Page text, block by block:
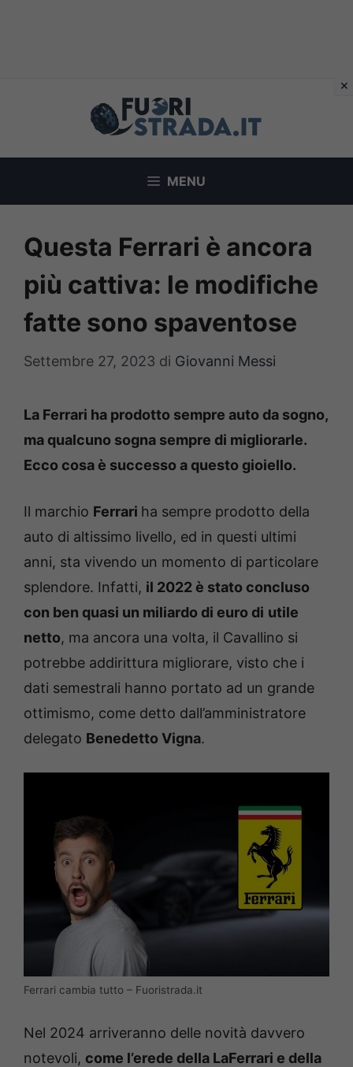
MENU
Questa Ferrari è ancora
più cattiva: le modifiche
fatte sono spaventose
Settembre 27, 2023 di Giovanni Messi
La Ferrari ha prodotto sempre auto da sogno,
ma qualcuno sogna sempre di migliorarle.
Ecco cosa è successo a questo gioiello.
Il marchio Ferrari ha sempre prodotto della
auto di altissimo livello, ed in questi ultimi
anni, sta vivendo un momento di particolare
splendore. Infatti, il 2022 è stato concluso
con ben quasi un miliardo di euro di utile
netto, ma ancora una volta, il Cavallino si
potrebbe addirittura migliorare, visto che i
dati semestrali hanno portato ad un grande
ottimismo, come detto dall’amministratore
delegato Benedetto Vigna.
Ferrari cambia tutto – Fuoristrada.it
Nel 2024 arriveranno delle novità davvero
notevoli, come l’erede della LaFerrari e della